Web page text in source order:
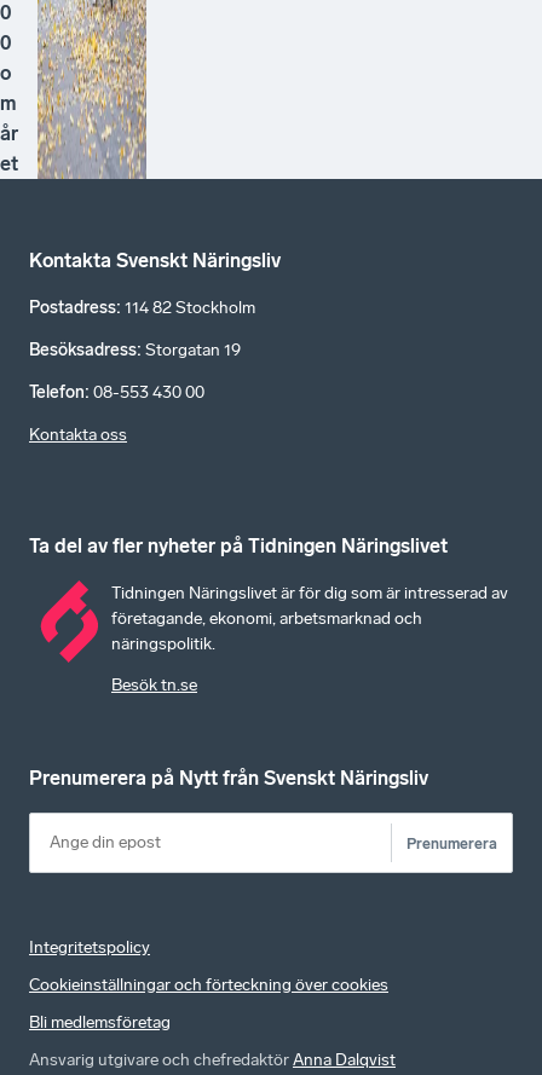
0
0
o
m
år
et
Kontakta Svenskt Näringsliv
Postadress: 114 82 Stockholm
Besöksadress: Storgatan 19
Telefon: 08-553 430 00
Kontakta oss
Ta del av fler nyheter på Tidningen Näringslivet
Tidningen Näringslivet är för dig som är intresserad av
företagande, ekonomi, arbetsmarknad och
näringspolitik.
Besök tn.se
Prenumerera på Nytt från Svenskt Näringsliv
Prenumerera
Integritetspolicy
Cookieinställningar och förteckning över cookies
Bli medlemsföretag
Ansvarig utgivare och chefredaktörAnna Dalqvist